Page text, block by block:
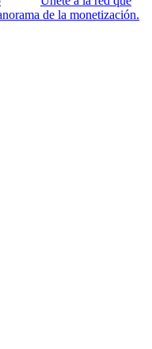
de la monetización.